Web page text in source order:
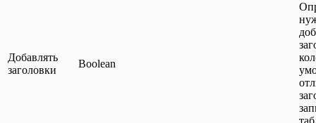
Добавлять
заголовки
Boolean